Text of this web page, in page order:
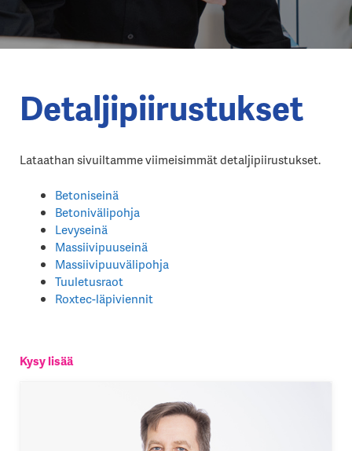
Detaljipiirustukset
Lataathan sivuiltamme viimeisimmät detaljipiirustukset.
Betoniseinä
Betonivälipohja
Levyseinä
Massiivipuuseinä
Massiivipuuvälipohja
Tuuletusraot
Roxtec-läpiviennit
Kysy lisää